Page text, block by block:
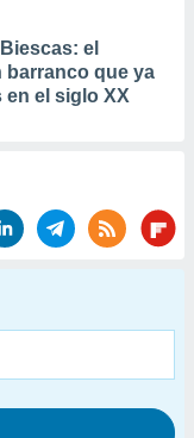
el
barranco que ya
el siglo XX